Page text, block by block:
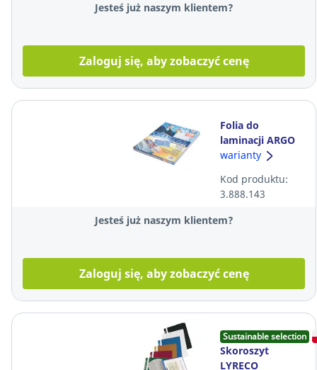
Jesteś już naszym klientem?
Zaloguj się, aby zobaczyć cenę
Folia do
laminacji ARGO
A4, 2x80
opakowanie 100
sztuk
warianty
Kod produktu:
3.888.143
Jesteś już naszym klientem?
Zaloguj się, aby zobaczyć cenę
Sustainable selection
Skoroszyt
LYRECO